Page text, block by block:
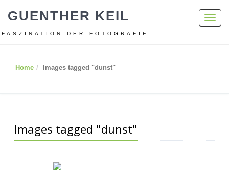
GUENTHER KEIL
FASZINATION DER FOTOGRAFIE
Home Images tagged "dunst"
Images tagged "dunst"